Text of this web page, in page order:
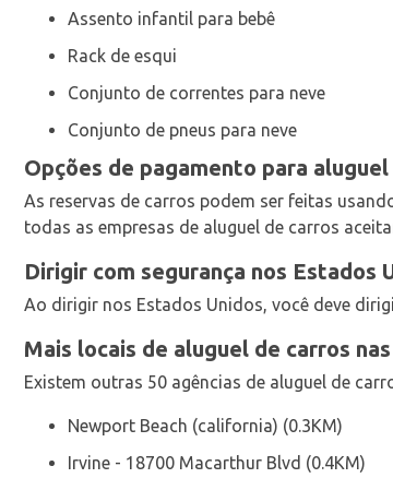
Assento infantil para bebê
Rack de esqui
Conjunto de correntes para neve
Conjunto de pneus para neve
Opções de pagamento para
As reservas de carros podem ser feitas
todas as empresas de aluguel de carros
Dirigir com segurança nos Estados
Ao dirigir nos Estados Unidos, você deve
Mais locais de aluguel de carros
Existem outras 50 agências de aluguel de
Newport Beach (california) (0.3KM)
Irvine - 18700 Macarthur Blvd (0.4KM)